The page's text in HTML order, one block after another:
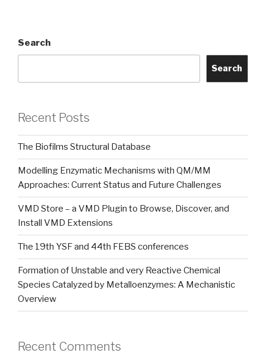
Search
Search
Recent Posts
The Biofilms Structural Database
Modelling Enzymatic Mechanisms with QM/MM
Approaches: Current Status and Future Challenges
VMD Store – a VMD Plugin to Browse, Discover, and
Install VMD Extensions
The 19th YSF and 44th FEBS conferences
Formation of Unstable and very Reactive Chemical
Species Catalyzed by Metalloenzymes: A Mechanistic
Overview
Recent Comments